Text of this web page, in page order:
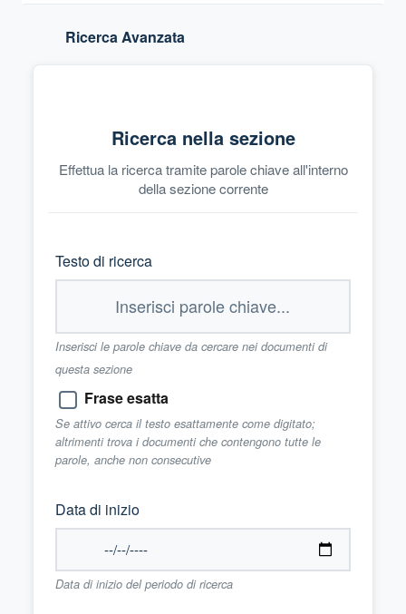
Ricerca Avanzata
Ricerca nella sezione
Effettua la ricerca tramite parole chiave all'interno
della sezione corrente
Testo di ricerca
Inserisci le parole chiave da cercare nei documenti di
questa sezione
Frase esatta
Se attivo cerca il testo esattamente come digitato;
altrimenti trova i documenti che contengono tutte le
parole, anche non consecutive
Data di inizio
Data di inizio del periodo di ricerca